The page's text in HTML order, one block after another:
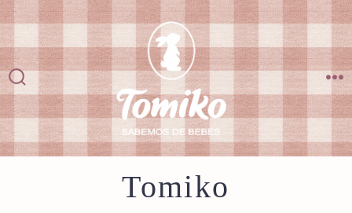
Saltar
al
contenido
Alternar
la
búsqueda
Tomiko